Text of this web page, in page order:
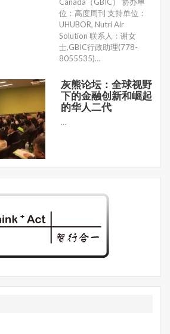
位：高度周刊 支持单位：
UHUBOR, Nutri Air
Solution 联系人：谢女
士,GBIC行政助理(778-
8055535)…
灰熊论坛：全球视野
下的金融创新和崛起
的华人二代
…